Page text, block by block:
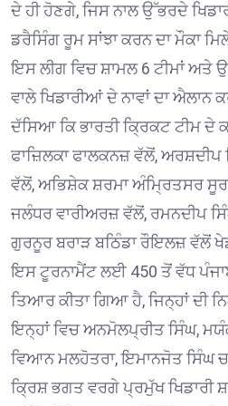
ਦੇ ਹੀ ਹੋਣਗੇ, ਜਿਸ ਨਾਲ ਉੱਭਰਦੇ
ਡਰੈਸਿੰਗ ਰੂਮ ਸਾਂਝਾ ਕਰਨ ਦਾ ਮੌਕਾ
ਇਸ ਲੀਗ ਵਿਚ ਸ਼ਾਮਲ 6 ਟੀਮਾਂ ਅਤੇ
ਵਾਲੇ ਖਿਡਾਰੀਆਂ ਦੇ ਨਾਵਾਂ ਦਾ
ਦੱਸਿਆ ਕਿ ਭਾਰਤੀ ਕ੍ਰਿਕਟ ਟੀਮ ਦੇ
ਫਾਜ਼ਿਲਕਾ ਫਾਲਕਨਜ਼ ਵੱਲੋਂ,
ਵੱਲੋਂ, ਅਭਿਸ਼ੇਕ ਸ਼ਰਮਾ ਅੰਮ੍ਰਿਤਸਰ
ਜਲੰਧਰ ਵਾਰੀਅਰਜ਼ ਵੱਲੋਂ, ਰਮਨਦੀਪ
ਗੁਰਨੂਰ ਬਰਾੜ ਬਠਿੰਡਾ ਰੌਇਲਜ਼ ਵੱਲੋਂ
ਇਸ ਟੂਰਨਾਮੈਂਟ ਲਈ 450 ਤੋਂ ਵੱਧ
ਤਿਆਰ ਕੀਤਾ ਗਿਆ ਹੈ, ਜਿਨ੍ਹਾਂ ਦੀ
ਇਨ੍ਹਾਂ ਵਿਚ ਅਨਮੋਲਪ੍ਰੀਤ ਸਿੰਘ,
ਵਿਆਨ ਮਲਹੋਤਰਾ, ਇਮਾਨਜੋਤ ਸਿੰਘ
ਕ੍ਰਿਸ਼ ਭਗਤ ਵਰਗੇ ਪ੍ਰਮੁੱਖ ਖਿਡਾਰੀ